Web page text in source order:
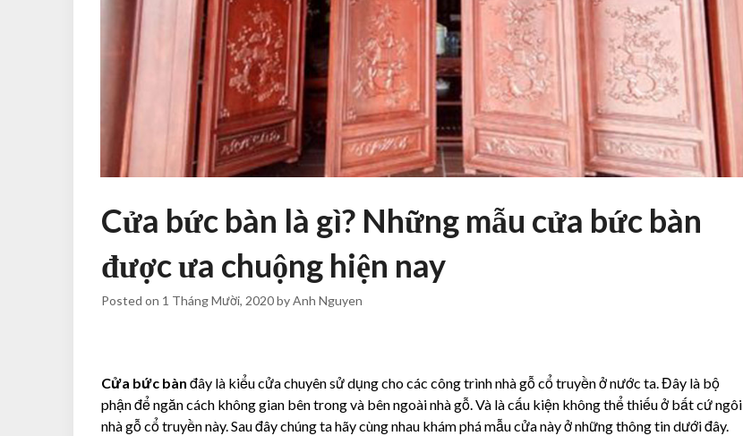
Cửa bức bàn là gì? Những mẫu cửa bức bàn
được ưa chuộng hiện nay
Posted on 1 Tháng Mười, 2020byAnh Nguyen
Cửa bức bàn đây là kiểu cửa chuyên sử dụng cho các công trình nhà gỗ cổ truyền ở nước ta. Đây là bộ
phận để ngăn cách không gian bên trong và bên ngoài nhà gỗ. Và là cấu kiện không thể thiếu ở bất cứ ngôi
nhà gỗ cổ truyền này. Sau đây chúng ta hãy cùng nhau khám phá mẫu cửa này ở những thông tin dưới đây.